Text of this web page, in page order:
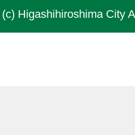
Higashihiroshima City